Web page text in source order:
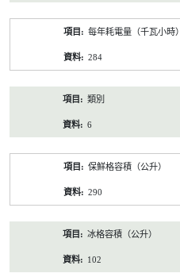
每年耗電量（千瓦小時）
284
類別
6
保鮮格容積（公升）
290
冰格容積（公升）
102